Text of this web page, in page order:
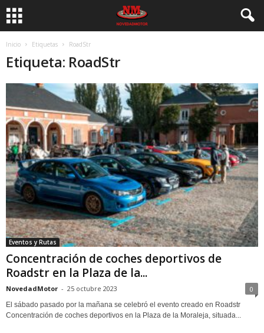
Inicio Etiquetas RoadStr
Etiqueta: RoadStr
Eventos y Rutas
Concentración de coches deportivos de
Roadstr en la Plaza de la...
NovedadMotor - 25 octubre 2023 0
El sábado pasado por la mañana se celebró el evento creado en Roadstr
Concentración de coches deportivos en la Plaza de la Moraleja, situada...